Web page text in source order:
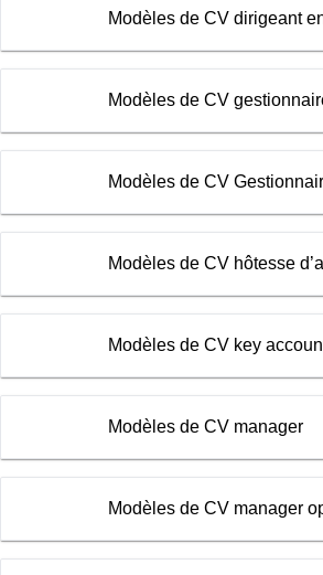
Modèles de CV dirigeant
Modèles de CV
Modèles de CV
Modèles de CV hôtesse
Modèles de CV key
Modèles de CV manager
Modèles de CV manager